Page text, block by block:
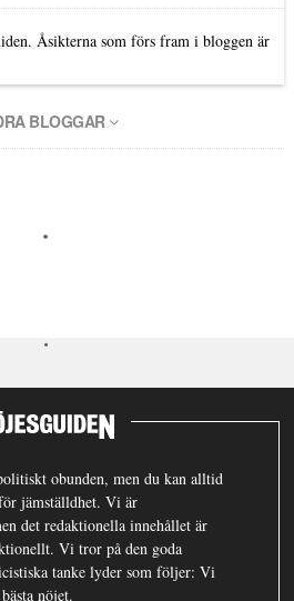
Åsikterna som förs fram i bloggen är
BLOGGAR
obunden, men du kan alltid
jämställdhet. Vi är
det redaktionella innehållet är
Vi tror på den goda
tanke lyder som följer: Vi
nöjet.